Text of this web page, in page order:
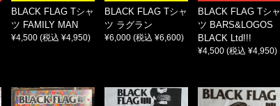
BLACK FLAG Tシャ
ツ FAMILY MAN
¥4,500 (税込 ¥4,950)
BLACK FLAG Tシャ
ツ ラグラン
¥6,000 (税込 ¥6,600)
BLACK FLAG Tシャ
ツ BARS&LOGOS
BLACK Ltd!!!
¥4,500 (税込 ¥4,950)